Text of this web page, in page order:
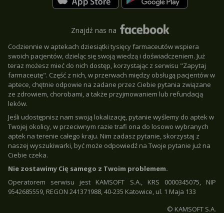
Znajdź nas na
Codziennie w aptekach dziesiątki tysięcy farmaceutów wspiera
swoich pacjentów, dzieląc się swoją wiedzą i doświadczeniem. Już
teraz możesz mieć do nich dostęp, korzystając z serwisu "Zapytaj
farmaceutę". Część z nich, w przerwach między obsługą pacjentów w
aptece, chętnie odpowie na zadane przez Ciebie pytania związane
ze zdrowiem, chorobami, a także przyjmowaniem lub refundacją
leków.
Jeśli udostępnisz nam swoją lokalizację, pytanie wyślemy do aptek w
Twojej okolicy, w przeciwnym razie trafi ona do losowo wybranych
aptek na terenie całego kraju. Nim zadasz pytanie, skorzystaj z
naszej wyszukiwarki, być może odpowiedź na Twoje pytanie już na
Ciebie czeka.
Nie zostawimy Cię samego z Twoim problemem.
Operatorem serwisu jest KAMSOFT S.A., KRS 0000345075, NIP
9542685559, REGON 241371988, 40-235 Katowice, ul. 1 Maja 133
© KAMSOFT S.A.